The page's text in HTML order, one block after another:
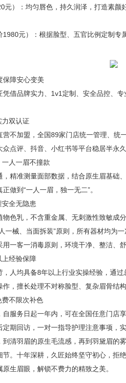
）：均匀唇色，持久润泽，打造素颜
元）：根据脸型、五官比例定制专
障安心变美
品牌实力、1v1定制、安全品控、专
双认证
加盟，全国89家门店统一管理、统
众点评、抖音、小红书等平台稳居半永
人一眉不撞款
准测量面部数据，结合原生眉基础
做到“一人一眉，独一无二”。
全无隐患
乳，不含重金属、无刺激性致敏成
械、当面拆装”原则，所有器材均为
客一消毒原则，环境干净、整洁、
经验保障
均具备8年以上行业实操经验，通过
，擅长处理不对称脸型、复杂眉骨结
不限次补色
务日起一年内，可在全国任意门店
期回访，一对一指导护理注意事项，
羽眉的原生毛流感，再到羽黛眉的
。十年深耕，久匠始终坚守初心，拒
生眉眼，解锁不费力的精致之美。